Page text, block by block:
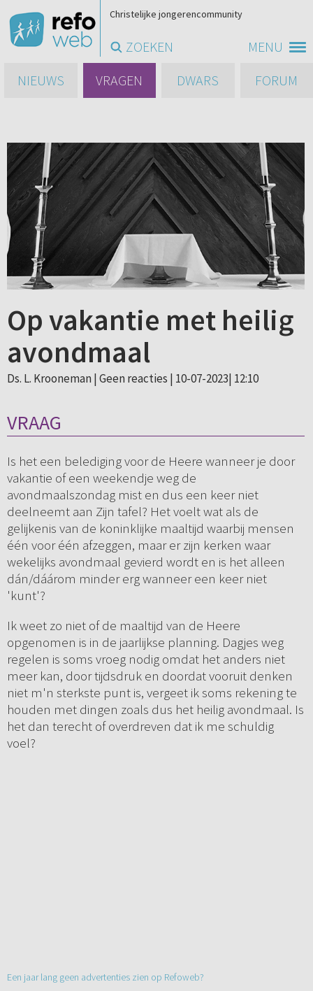
MENU
Christelijke jongerencommunity
ZOEKEN
NIEUWS
VRAGEN DWARS FORUM
Op vakantie met heilig
avondmaal
Ds. L. Krooneman | Geen reacties | 10-07-2023| 12:10
VRAAG
Is het een belediging voor de Heere wanneer je door
vakantie of een weekendje weg de
avondmaalszondag mist en dus een keer niet
deelneemt aan Zijn tafel? Het voelt wat als de
gelijkenis van de koninklijke maaltijd waarbij mensen
één voor één afzeggen, maar er zijn kerken waar
wekelijks avondmaal gevierd wordt en is het alleen
dán/dáárom minder erg wanneer een keer niet
'kunt'?
Ik weet zo niet of de maaltijd van de Heere
opgenomen is in de jaarlijkse planning. Dagjes weg
regelen is soms vroeg nodig omdat het anders niet
meer kan, door tijdsdruk en doordat vooruit denken
niet m'n sterkste punt is, vergeet ik soms rekening te
houden met dingen zoals dus het heilig avondmaal. Is
het dan terecht of overdreven dat ik me schuldig
voel?
Een jaar lang geen advertenties zien op Refoweb?